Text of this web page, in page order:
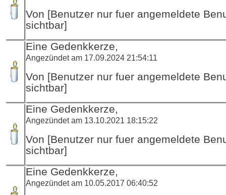
Von [Benutzer nur fuer angemeldete
sichtbar]
Eine Gedenkkerze,
Angezündet am 17.09.2024 21:54:11
Von [Benutzer nur fuer angemeldete
sichtbar]
Eine Gedenkkerze,
Angezündet am 13.10.2021 18:15:22
Von [Benutzer nur fuer angemeldete
sichtbar]
Eine Gedenkkerze,
Angezündet am 10.05.2017 06:40:52